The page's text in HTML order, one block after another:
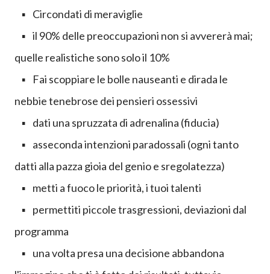
▪ Circondati di meraviglie
▪ il 90% delle preoccupazioni non si avvererà mai;
quelle realistiche sono solo il 10%
▪ Fai scoppiare le bolle nauseanti e dirada le
nebbie tenebrose dei pensieri ossessivi
▪ dati una spruzzata di adrenalina (fiducia)
▪ asseconda intenzioni paradossali (ogni tanto
datti alla pazza gioia del genio e sregolatezza)
▪ metti a fuoco le priorità, i tuoi talenti
▪ permettiti piccole trasgressioni, deviazioni dal
programma
▪ una volta presa una decisione abbandona